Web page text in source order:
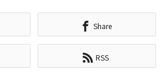
Share
RSS